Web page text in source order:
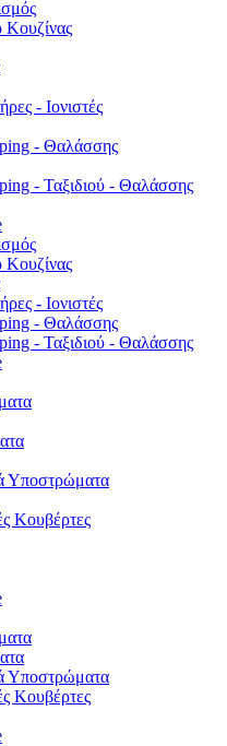
- Ιονιστές
- Θαλάσσης
- Ταξιδιού - Θαλάσσης
- Ιονιστές
- Θαλάσσης
- Ταξιδιού - Θαλάσσης
Υποστρώματα
Κουβέρτες
Υποστρώματα
Κουβέρτες